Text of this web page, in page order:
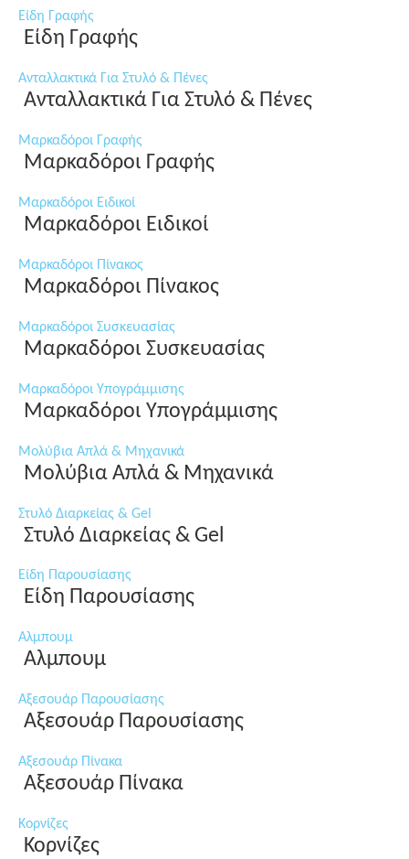
Είδη Γραφής
Είδη Γραφής
Ανταλλακτικά Για Στυλό & Πένες
Ανταλλακτικά Για Στυλό & Πένες
Μαρκαδόροι Γραφής
Μαρκαδόροι Γραφής
Μαρκαδόροι Ειδικοί
Μαρκαδόροι Ειδικοί
Μαρκαδόροι Πίνακος
Μαρκαδόροι Πίνακος
Μαρκαδόροι Συσκευασίας
Μαρκαδόροι Συσκευασίας
Μαρκαδόροι Υπογράμμισης
Μαρκαδόροι Υπογράμμισης
Μολύβια Απλά & Μηχανικά
Μολύβια Απλά & Μηχανικά
Στυλό Διαρκείας & Gel
Στυλό Διαρκείας & Gel
Είδη Παρουσίασης
Είδη Παρουσίασης
Αλμπουμ
Αλμπουμ
Αξεσουάρ Παρουσίασης
Αξεσουάρ Παρουσίασης
Αξεσουάρ Πίνακα
Αξεσουάρ Πίνακα
Κορνίζες
Κορνίζες